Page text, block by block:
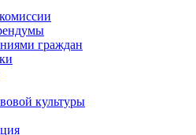
граждан
культуры